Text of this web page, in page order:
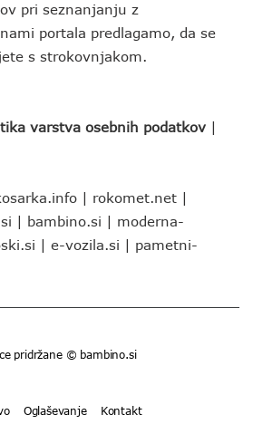
pri seznanjanju z
portala predlagamo, da se
s strokovnjakom.
varstva osebnih podatkov |
| rokomet.net |
| bambino.si | moderna-
| e-vozila.si | pametni-
pridržane © bambino.si
Oglaševanje Kontakt